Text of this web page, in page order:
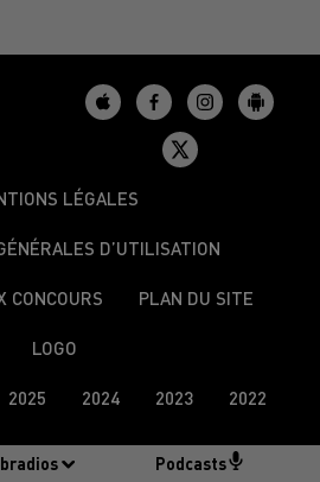
Podcasts
LÉGALES
D’UTILISATION
CONCOURS PLAN DU SITE
LOGO
2025 2024 2023 2022